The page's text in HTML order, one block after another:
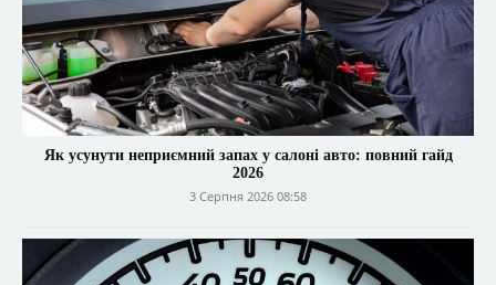
Як усунути неприємний запах у салоні авто: повний гайд
2026
3 Серпня 2026 08:58